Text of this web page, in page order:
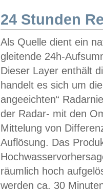
24 Stunden
Als Quelle dient ein
gleitende 24h-
Dieser Layer enthält
handelt es sich um
angeeichten“
der Radar- mit den
Mittelung von
Auflösung. Das
räumlich hoch
werden ca. 30